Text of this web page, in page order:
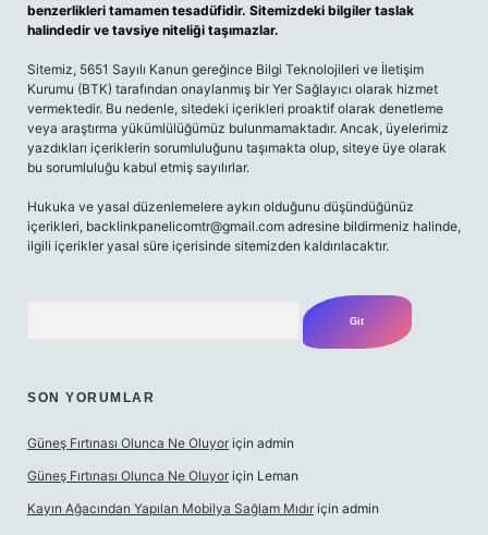
benzerlikleri tamamen tesadüfidir. Sitemizdeki bilgiler taslak
halindedir ve tavsiye niteliği taşımazlar.
Sitemiz, 5651 Sayılı Kanun gereğince Bilgi Teknolojileri ve İletişim
Kurumu (BTK) tarafından onaylanmış bir Yer Sağlayıcı olarak hizmet
vermektedir. Bu nedenle, sitedeki içerikleri proaktif olarak denetleme
veya araştırma yükümlülüğümüz bulunmamaktadır. Ancak, üyelerimiz
yazdıkları içeriklerin sorumluluğunu taşımakta olup, siteye üye olarak
bu sorumluluğu kabul etmiş sayılırlar.
Hukuka ve yasal düzenlemelere aykırı olduğunu düşündüğünüz
içerikleri, backlinkpanelicomtr@gmail.com adresine bildirmeniz halinde,
ilgili içerikler yasal süre içerisinde sitemizden kaldırılacaktır.
SON YORUMLAR
Güneş Fırtınası Olunca Ne Oluyor için admin
Güneş Fırtınası Olunca Ne Oluyor için Leman
Kayın Ağacından Yapılan Mobilya Sağlam Mıdır için admin